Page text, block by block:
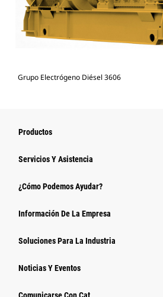
Grupo Electrógeno Diésel 3606
Productos
Servicios Y Asistencia
¿Cómo Podemos Ayudar?
Información De La Empresa
Soluciones Para La Industria
Noticias Y Eventos